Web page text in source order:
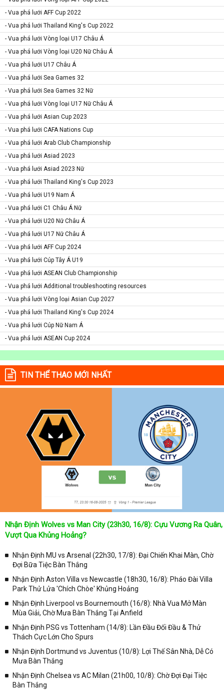
- Vua phá lưới AFF Cup 2022
- Vua phá lưới Thailand King's Cup 2022
- Vua phá lưới Vòng loại U17 Châu Á
- Vua phá lưới Vòng loại U20 Nữ Châu Á
- Vua phá lưới U17 Châu Á
- Vua phá lưới Sea Games 32
- Vua phá lưới Sea Games 32 Nữ
- Vua phá lưới Vòng loại U17 Nữ Châu Á
- Vua phá lưới Asian Cup 2023
- Vua phá lưới CAFA Nations Cup
- Vua phá lưới Arab Club Championship
- Vua phá lưới Asiad 2023
- Vua phá lưới Asiad 2023 Nữ
- Vua phá lưới Thailand King's Cup 2023
- Vua phá lưới U19 Nam Á
- Vua phá lưới C1 Châu Á Nữ
- Vua phá lưới U20 Nữ Châu Á
- Vua phá lưới U17 Nữ Châu Á
- Vua phá lưới AFF Cup 2024
- Vua phá lưới Cúp Tây Á U19
- Vua phá lưới ASEAN Club Championship
- Vua phá lưới Additional troubleshooting resources
- Vua phá lưới Vòng loại Asian Cup 2027
- Vua phá lưới Thailand King's Cup 2024
- Vua phá lưới Cúp Nữ Nam Á
- Vua phá lưới ASEAN Cup 2024
TIN THỂ THAO MỚI NHẤT
Nhận Định Wolves vs Man City (23h30, 16/8): Cựu Vương Ra Quân,
Vượt Qua Khủng Hoảng?
Nhận Định MU vs Arsenal (22h30, 17/8): Đại Chiến Khai Màn, Chờ
Đợi Bữa Tiệc Bàn Thắng
Nhận Định Aston Villa vs Newcastle (18h30, 16/8): Pháo Đài Villa
Park Thử Lửa 'Chích Chòe' Khủng Hoảng
Nhận Định Liverpool vs Bournemouth (16/8): Nhà Vua Mở Màn
Mùa Giải, Chờ Mưa Bàn Thắng Tại Anfield
Nhận Định PSG vs Tottenham (14/8): Lần Đầu Đối Đầu & Thử
Thách Cực Lớn Cho Spurs
Nhận Định Dortmund vs Juventus (10/8): Lợi Thế Sân Nhà, Dễ Có
Mưa Bàn Thắng
Nhận Định Chelsea vs AC Milan (21h00, 10/8): Chờ Đợi Đại Tiệc
Bàn Thắng